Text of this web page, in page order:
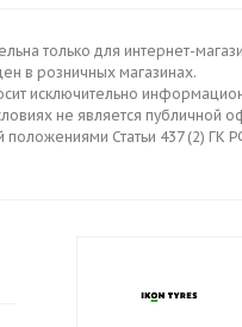
только для интернет-
в розничных магазинах.
исключительно
не является публичной
Статьи 437 (2) ГК